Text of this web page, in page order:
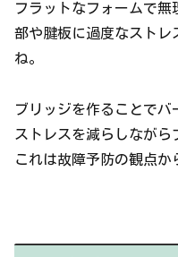
フラットなフォームで
部や腱板に過度なストレ
ね。
ブリッジを作ることで
ストレスを減らしながら
これは故障予防の観点か